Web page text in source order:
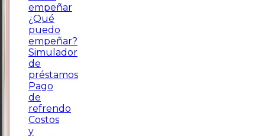
empeñar
¿Qué
puedo
empeñar?
Simulador
de
préstamos
Pago
de
refrendo
Costos
y